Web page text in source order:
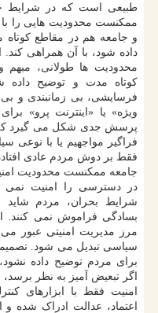
طبیعی است که در شرایط
ممکنست محدودیت هایی را با
و جامعه هم در مقاطع
داده شود، با آن همراهی
محدودیت ها طولانی، مبهم
کوتاه مدت و توضیح داده
فرسایشی، بی زمانبندی و
ویژه» یا «اینترنت پرو»
پرسش جدی شکل می گیرد که
فراگیر مواجهیم یا با نوعی
فقط بر دوش مردم عادی
جامعه ممکنست محدودیت
در دسترسی را امنیت نمی
شرایط بحران، مردم شاید
بسادگی فراموش نمی کنند.
مرز مدیریت امنیتی عبور
سیاسی تبدیل می شود.
برای مردم توضیح داده
اگر تبعیض آمیز به نظر برسد،
امنیت فقط با ابزارهای
اعتماد، عدالت ادراک شده